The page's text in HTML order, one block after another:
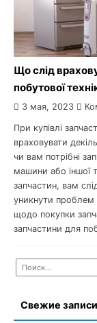
Що слід
побутової
3 мая, 2023
При купівлі
враховувати
чи вам потрібні
машини або іншої
запчастин, вам
уникнути проблем
щодо покупки
запчастини для
Найти:
Свежие записи